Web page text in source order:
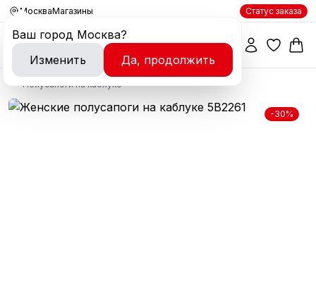
Москва
Ваш город Москва?
Изменить
Да, продолжить
Магазины Статус заказа
Полусапоги на каблуке
-30%